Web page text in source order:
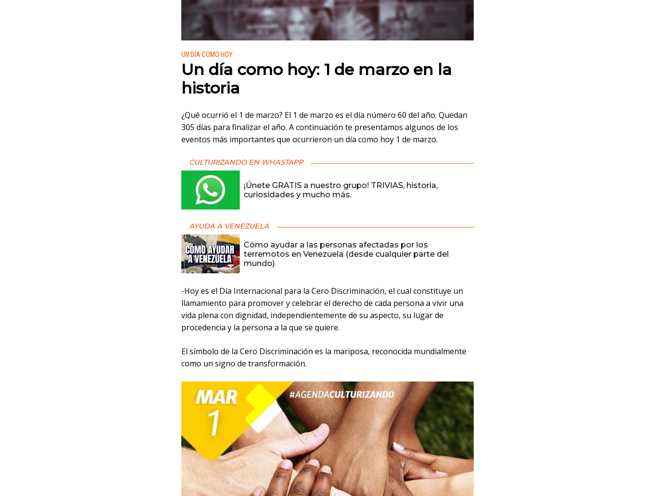
Publicado en:
UN DÍA COMO HOY
Un día como hoy: 1 de marzo en la
historia
¿Qué ocurrió el 1 de marzo? El 1 de marzo es el día número 60 del año. Quedan
305 días para finalizar el año. A continuación te presentamos algunos de los
eventos más importantes que ocurrieron un día como hoy 1 de marzo.
CULTURIZANDO EN WHASTAPP
¡Únete GRATIS a nuestro grupo! TRIVIAS, historia,
curiosidades y mucho más.
AYUDA A VENEZUELA
Cómo ayudar a las personas afectadas por los
terremotos en Venezuela (desde cualquier parte del
mundo)
-Hoy es el Día Internacional para la Cero Discriminación, el cual constituye un
llamamiento para promover y celebrar el derecho de cada persona a vivir una
vida plena con dignidad, independientemente de su aspecto, su lugar de
procedencia y la persona a la que se quiere.
El símbolo de la Cero Discriminación es la mariposa, reconocida mundialmente
como un signo de transformación.